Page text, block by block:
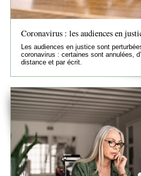
Coronavirus : les audiences en
Les audiences en justice sont
coronavirus : certaines sont annulées,
distance et par écrit.